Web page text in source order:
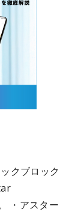
クブロック
・アスター